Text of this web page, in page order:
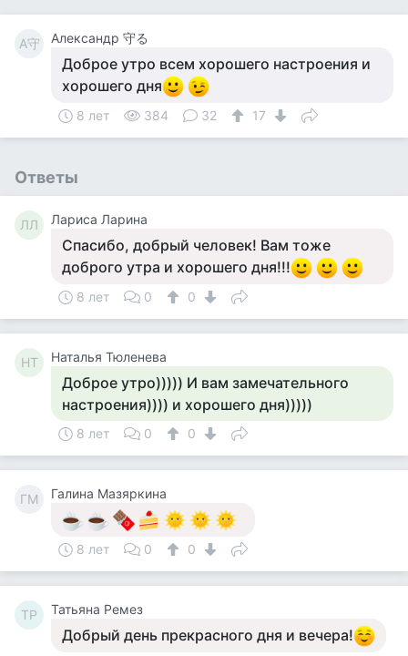
А守 Александр 守る
Доброе утро всем хорошего настроения и
хорошего дня
8 лет 384 32 17
Ответы
ЛЛ Лариса Ларина
Спасибо, добрый человек! Вам тоже
доброго утра и хорошего дня!!!
8 лет 0 0
НТ Наталья Тюленева
Доброе утро))))) И вам замечательного
настроения)))) и хорошего дня)))))
8 лет 0 0
ГМ Галина Мазяркина
8 лет 0 0
ТР Татьяна Ремез
Добрый день прекрасного дня и вечера!